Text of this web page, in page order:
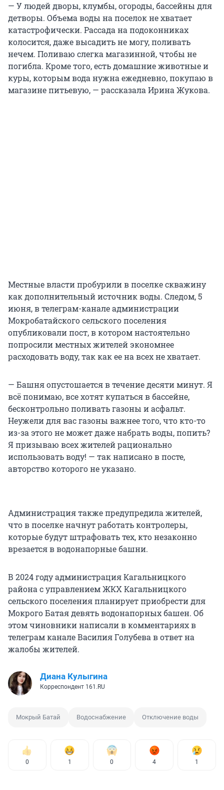
— У людей дворы, клумбы, огороды, бассейны для
детворы. Объема воды на поселок не хватает
катастрофически. Рассада на подоконниках
колосится, даже высадить не могу, поливать
нечем. Поливаю слегка магазинной, чтобы не
погибла. Кроме того, есть домашние животные и
куры, которым вода нужна ежедневно, покупаю в
магазине питьевую, — рассказала Ирина Жукова.
Местные власти пробурили в поселке скважину
как дополнительный источник воды. Следом, 5
июня, в телеграм-канале администрации
Мокробатайского сельского поселения
опубликовали пост, в котором настоятельно
попросили местных жителей экономнее
расходовать воду, так как ее на всех не хватает.
— Башня опустошается в течение десяти минут. Я
всё понимаю, все хотят купаться в бассейне,
бесконтрольно поливать газоны и асфальт.
Неужели для вас газоны важнее того, что кто-то
из-за этого не может даже набрать воды, попить?
Я призываю всех жителей рационально
использовать воду! — так написано в посте,
авторство которого не указано.
Администрация также предупредила жителей,
что в поселке начнут работать контролеры,
которые будут штрафовать тех, кто незаконно
врезается в водонапорные башни.
В 2024 году администрация Кагальницкого
района с управлением ЖКХ Кагальницкого
сельского поселения планирует приобрести для
Мокрого Батая девять водонапорных башен. Об
этом чиновники написали в комментариях в
телеграм канале Василия Голубева в ответ на
жалобы жителей.
Диана Кулыгина
Корреспондент 161.RU
Мокрый Батай Водоснабжение Отключение воды
0 1 0 4 1